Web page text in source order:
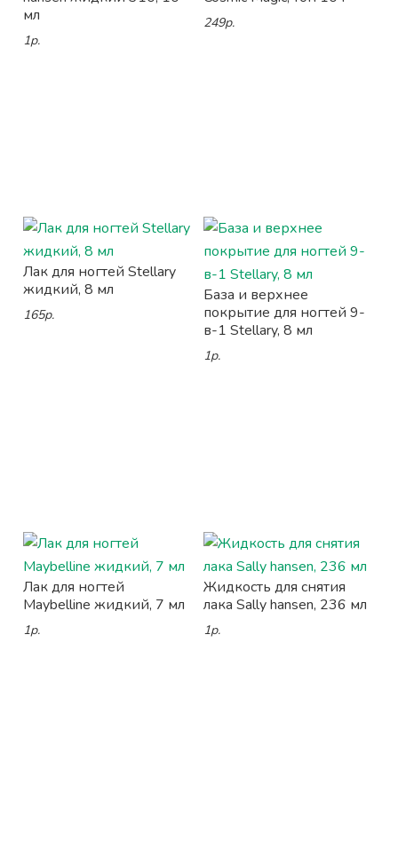
мл
1р.
249р.
Лак для ногтей Stellary
жидкий, 8 мл
165р.
База и верхнее
покрытие для ногтей 9-
в-1 Stellary, 8 мл
1р.
Лак для ногтей
Maybelline жидкий, 7 мл
1р.
Жидкость для снятия
лака Sally hansen, 236 мл
1р.